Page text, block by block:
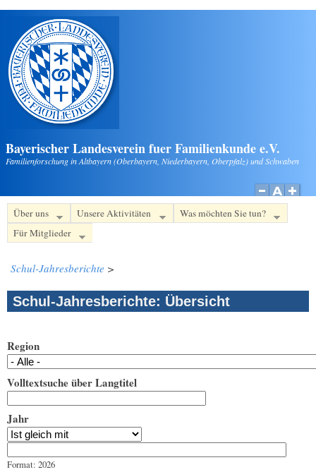
Direkt zum Inhalt
Bayerischer Landesverein fuer Familienkunde e.V.
Familienforschung in Altbayern (Oberbayern, Niederbayern, Oberpfalz) und Schwaben
Über uns Unsere Aktivitäten
Was möchten Sie tun?
Für Mitglieder
Schul-Jahresberichte >
Schul-Jahresberichte: Übersicht
Region
Volltextsuche über Langtitel
Jahr
Format: 2026